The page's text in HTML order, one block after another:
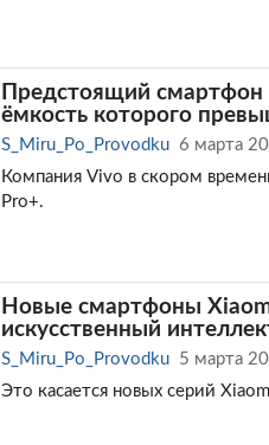
Предстоящий смартфон
ёмкость которого
S_Miru_Po_Provodku
6 марта
Компания Vivo в скором
Pro+.
Новые смартфоны
искусственный
S_Miru_Po_Provodku
5 марта
Это касается новых серий